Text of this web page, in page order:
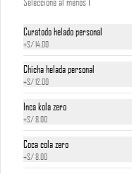
Curatodo helado personal
+S/ 14.00
Chicha helada personal
+S/ 12.00
Inca kola zero
+S/ 8.00
Coca cola zero
+S/ 8.00